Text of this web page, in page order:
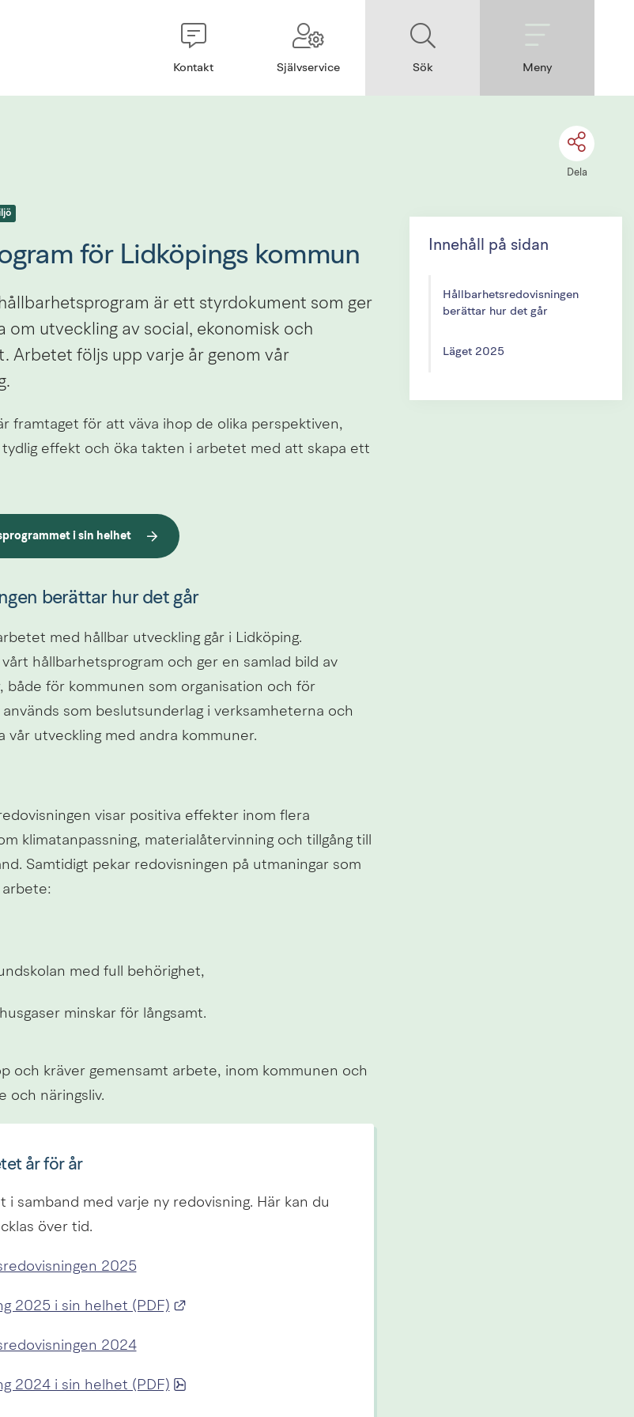
Kontakt Självservice Sök Meny
Dela
för Lidköpings kommun
är ett styrdokument som ger
om utveckling av social, ekonomisk och
Arbetet följs upp varje år genom vår
framtaget för att väva ihop de olika perspektiven,
effekt och öka takten i arbetet med att skapa ett
i sin helhet
berättar hur det går
med hållbar utveckling går i Lidköping.
hållbarhetsprogram och ger en samlad bild av
både för kommunen som organisation och för
som beslutsunderlag i verksamheterna och
vår utveckling med andra kommuner.
visar positiva effekter inom flera
klimatanpassning, materialåtervinning och tillgång till
Samtidigt pekar redovisningen på utmaningar som
med full behörighet,
minskar för långsamt.
och kräver gemensamt arbete, inom kommunen och
och näringsliv.
år för år
i samband med varje ny redovisning. Här kan du
över tid.
2025
2025 i sin helhet (PDF) Länk till annan webbplats.
2024
2024 i sin helhet (PDF) pdf, 395.4 kB.
Innehåll på sidan
Hållbarhetsredovisningen
berättar hur det går
Läget 2025